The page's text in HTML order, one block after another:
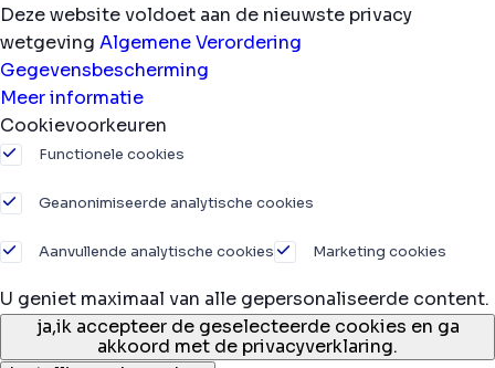
Deze website voldoet aan de nieuwste privacy
wetgeving Algemene Verordering
Gegevensbescherming
Meer informatie
Cookievoorkeuren
Functionele cookies
Geanonimiseerde analytische cookies
Aanvullende analytische cookies Marketing cookies
U geniet maximaal van alle gepersonaliseerde content.
ja,ik accepteer de geselecteerde cookies en ga
akkoord met de privacyverklaring.